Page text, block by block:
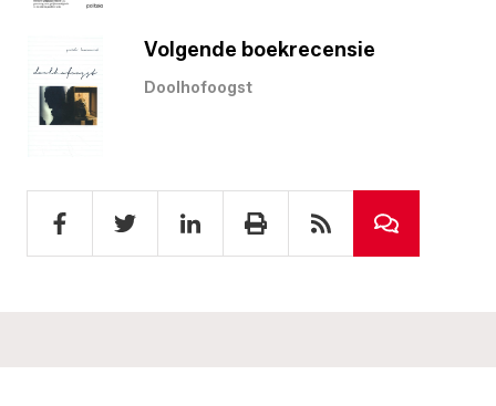
Volgende boekrecensie
Doolhofoogst